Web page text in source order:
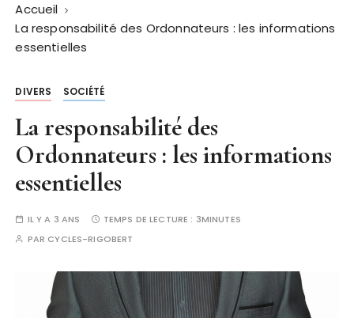
Accueil
La responsabilité des Ordonnateurs : les informations
essentielles
DIVERS SOCIÉTÉ
La responsabilité des
Ordonnateurs : les informations
essentielles
IL Y A 3 ANS TEMPS DE LECTURE : 3MINUTES
PAR CYCLES-RIGOBERT